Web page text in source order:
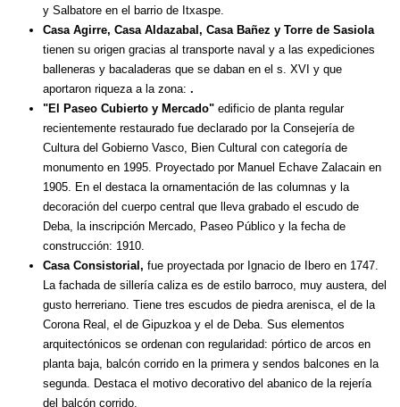
y Salbatore en el barrio de Itxaspe.
Casa Agirre, Casa Aldazabal, Casa Bañez y Torre de Sasiola
tienen su origen gracias al transporte naval y a las expediciones
balleneras y bacaladeras que se daban en el s. XVI y que
aportaron riqueza a la zona: .
"El Paseo Cubierto y Mercado"edificio de planta regular
recientemente restaurado fue declarado por la Consejería de
Cultura del Gobierno Vasco, Bien Cultural con categoría de
monumento en 1995. Proyectado por Manuel Echave Zalacain en
1905. En el destaca la ornamentación de las columnas y la
decoración del cuerpo central que lleva grabado el escudo de
Deba, la inscripción Mercado, Paseo Público y la fecha de
construcción: 1910.
Casa Consistorial, fue proyectada por Ignacio de Ibero en 1747.
La fachada de sillería caliza es de estilo barroco, muy austera, del
gusto herreriano. Tiene tres escudos de piedra arenisca, el de la
Corona Real, el de Gipuzkoa y el de Deba. Sus elementos
arquitectónicos se ordenan con regularidad: pórtico de arcos en
planta baja, balcón corrido en la primera y sendos balcones en la
segunda. Destaca el motivo decorativo del abanico de la rejería
del balcón corrido.